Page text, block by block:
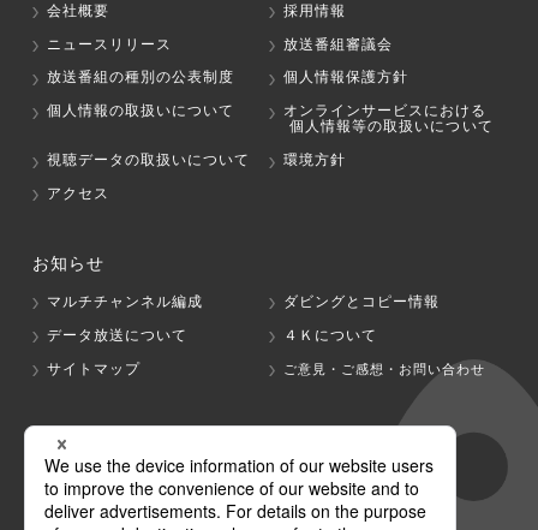
会社概要
採用情報
ニュースリリース
放送番組審議会
放送番組の種別の公表制度
個人情報保護方針
個人情報の取扱いについて
オンラインサービスにおける
個人情報等の取扱いについて
視聴データの取扱いについて
環境方針
アクセス
お知らせ
マルチチャンネル編成
ダビングとコピー情報
データ放送について
４Ｋについて
サイトマップ
ご意見・ご感想・お問い合わせ
グループ会社
テレビ朝日 テレ朝チャンネル